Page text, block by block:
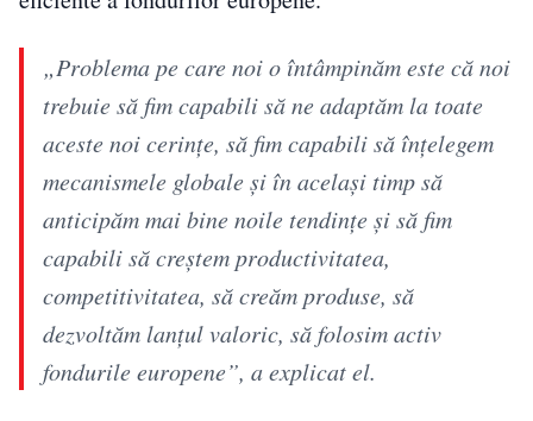
„Problema pe care noi o întâmpinăm este că noi
trebuie să fim capabili să ne adaptăm la toate
aceste noi cerințe, să fim capabili să înțelegem
mecanismele globale și în același timp să
anticipăm mai bine noile tendințe și să fim
capabili să creștem productivitatea,
competitivitatea, să creăm produse, să
dezvoltăm lanțul valoric, să folosim activ
fondurile europene”, a explicat el.